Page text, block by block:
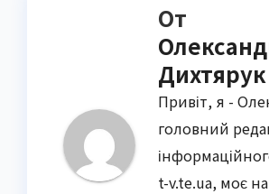
От
Дихтярук
Привіт, я -
головний
t-v.te.ua, моє